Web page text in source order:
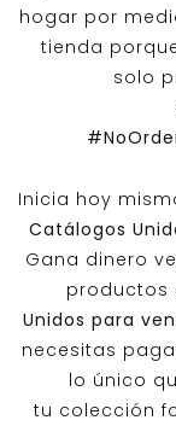
hogar por
tienda
solo
Inicia hoy
Catálogos
Gana dinero
productos
Unidos para
necesitas
lo único
tu colección